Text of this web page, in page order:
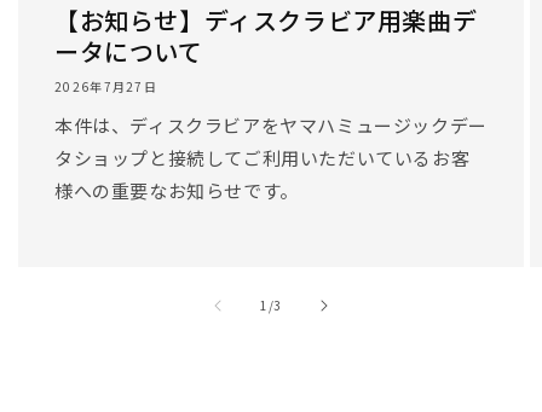
【お知らせ】ディスクラビア用楽曲デ
ータについて
2026年7月27日
本件は、ディスクラビアをヤマハミュージックデー
タショップと接続してご利用いただいているお客
様への重要なお知らせです。
1 //3